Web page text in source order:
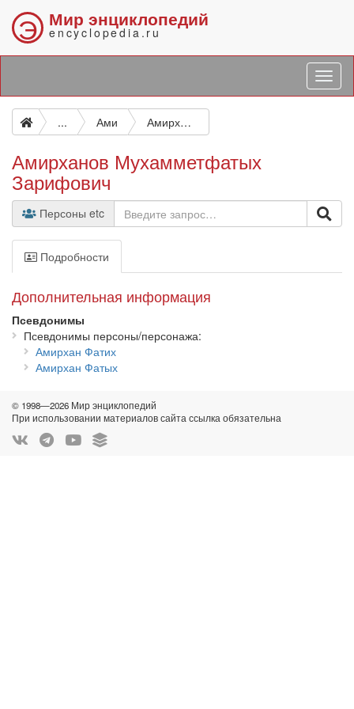
Э Мир энциклопедий
encyclopedia.ru
... Ами Амирханов Мухамметфатых Зарифович
Амирханов Мухамметфатых
Зарифович
Персоны etc
Подробности
Дополнительная информация
Псевдонимы
Псевдонимы персоны/персонажа
Амирхан Фатих
Амирхан Фатых
© 1998—2026 Мир энциклопедий
При использовании материалов сайта ссылка обязательна